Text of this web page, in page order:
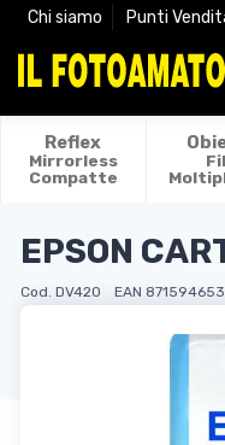
Chi siamo Punti
Reflex
Mirrorless
Compatte
EPSON
Cod. DV420 EAN